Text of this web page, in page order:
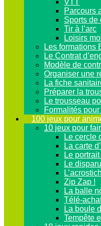
Parcours
Sports de
Tir à l’arc
Loisirs
Les formations
Le Contrat
Modèle de
Organiser une
La fiche
Préparer la
Le trousseau
Formalités
100 jeux pour
10 jeux pour
Le cercle
La carte
Le
Le disparu
Zip Zap !
La balle
Télé-
La boule
Tempête